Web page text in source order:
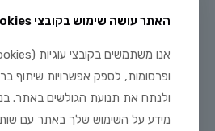
האתר עושה שימוש בקובצי Cookies
ופרסומות, לספק אפשרויות שיתוף
ולנתח את תנועת הגולשים באתר.
מידע על השימוש שלך באתר עם